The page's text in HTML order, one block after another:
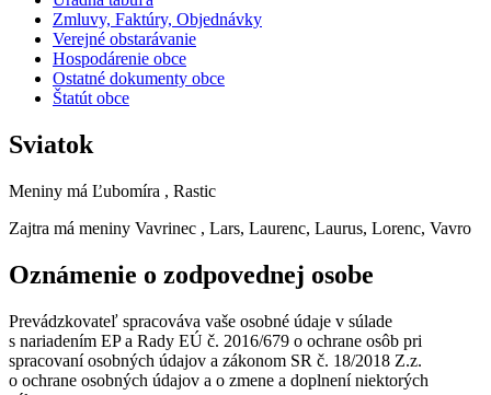
Zmluvy, Faktúry, Objednávky
Verejné obstarávanie
Hospodárenie obce
Ostatné dokumenty obce
Štatút obce
Sviatok
Meniny má Ľubomíra , Rastic
Zajtra má meniny Vavrinec , Lars, Laurenc, Laurus, Lorenc, Vavro
Oznámenie o zodpovednej osobe
Prevádzkovateľ spracováva vaše osobné údaje v súlade
s nariadením EP a Rady EÚ č. 2016/679 o ochrane osôb pri
spracovaní osobných údajov a zákonom SR č. 18/2018 Z.z.
o ochrane osobných údajov a o zmene a doplnení niektorých